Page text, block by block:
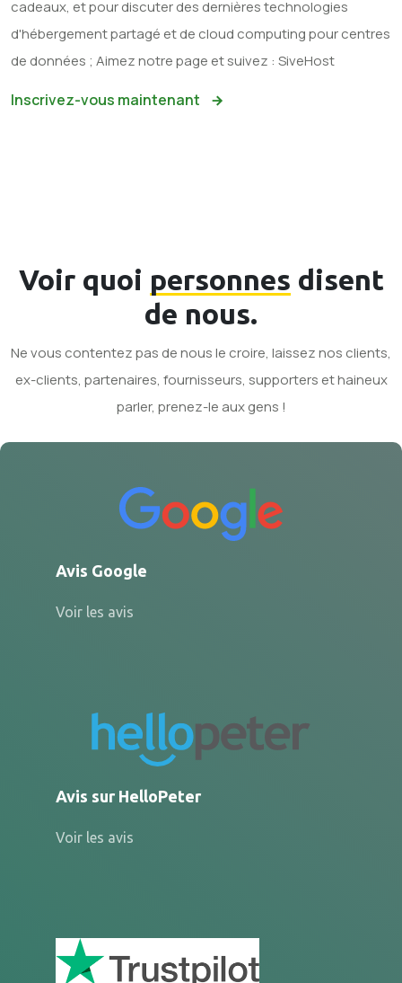
cadeaux, et pour discuter des dernières technologies
d'hébergement partagé et de cloud computing pour centres
de données ; Aimez notre page et suivez : SiveHost
Inscrivez-vous maintenant
Voir quoi personnes disent
de nous.
Ne vous contentez pas de nous le croire, laissez nos clients,
ex-clients, partenaires, fournisseurs, supporters et haineux
parler, prenez-le aux gens !
Avis Google
Voir les avis
Avis sur HelloPeter
Voir les avis